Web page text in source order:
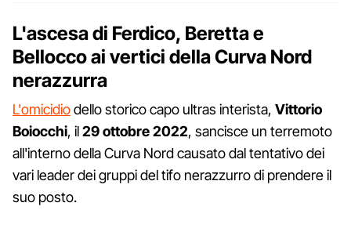
L'ascesa di Ferdico, Beretta e
Bellocco ai vertici della Curva Nord
nerazzurra
L'omicidiodello storico capo ultras interista, Vittorio
Boiocchi, il29 ottobre 2022, sancisce un terremoto
all'interno della Curva Nord causato dal tentativo dei
vari leader dei gruppi del tifo nerazzurro di prendere il
suo posto.